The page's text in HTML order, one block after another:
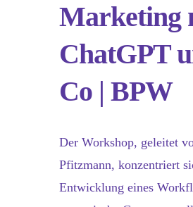
Marketing
ChatGPT
Co | BPW
Der Workshop, geleitet
Pfitzmann, konzentriert
Entwicklung eines